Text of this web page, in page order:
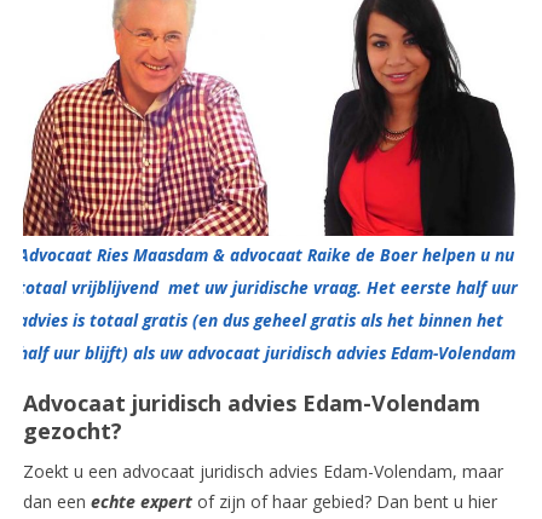
Advocaat Ries Maasdam & advocaat Raike de Boer helpen u nu
totaal vrijblijvend met uw juridische vraag. Het eerste half uur
advies is totaal gratis (en dus geheel gratis als het binnen het
half uur blijft) als uw advocaat juridisch advies Edam-Volendam
Advocaat juridisch advies Edam-Volendam
gezocht?
Zoekt u een advocaat juridisch advies Edam-Volendam, maar
dan een echte expert of zijn of haar gebied? Dan bent u hier